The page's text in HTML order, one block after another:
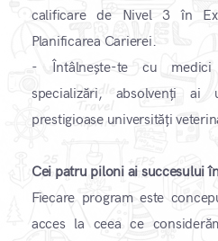
calificare de Nivel 3 în
Planificarea Carierei.
- Întâlnește-te cu
specializări, absolvenți
prestigioase universități
Cei patru piloni ai succesului
Fiecare program este
acces la ceea ce